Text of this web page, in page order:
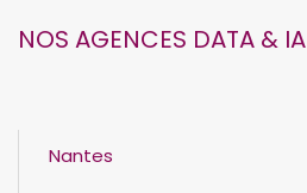
NOS AGENCES DATA & IA
Nantes